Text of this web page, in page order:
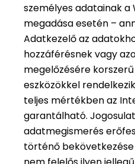
személyes adatainak a
megadása esetén –
Adatkezelő az
hozzáférésnek vagy
megelőzésére
eszközökkel
teljes mértékben az
garantálható.
adatmegismerés
történő